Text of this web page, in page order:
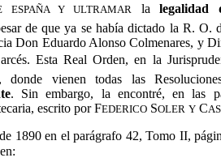
ESPAÑA Y ULTRAMAR
 la legalidad
de que ya se había dictado la R. O.
Don Eduardo Alonso Colmenares, y
Esta Real Orden, en la
donde vienen todas las
. Sin embargo, la encontré, en las
escrito por FEDERICO SOLER Y C
1890 en el parágrafo 42, Tomo II,